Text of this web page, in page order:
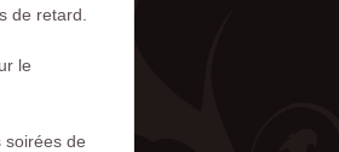
de retard.
le
de